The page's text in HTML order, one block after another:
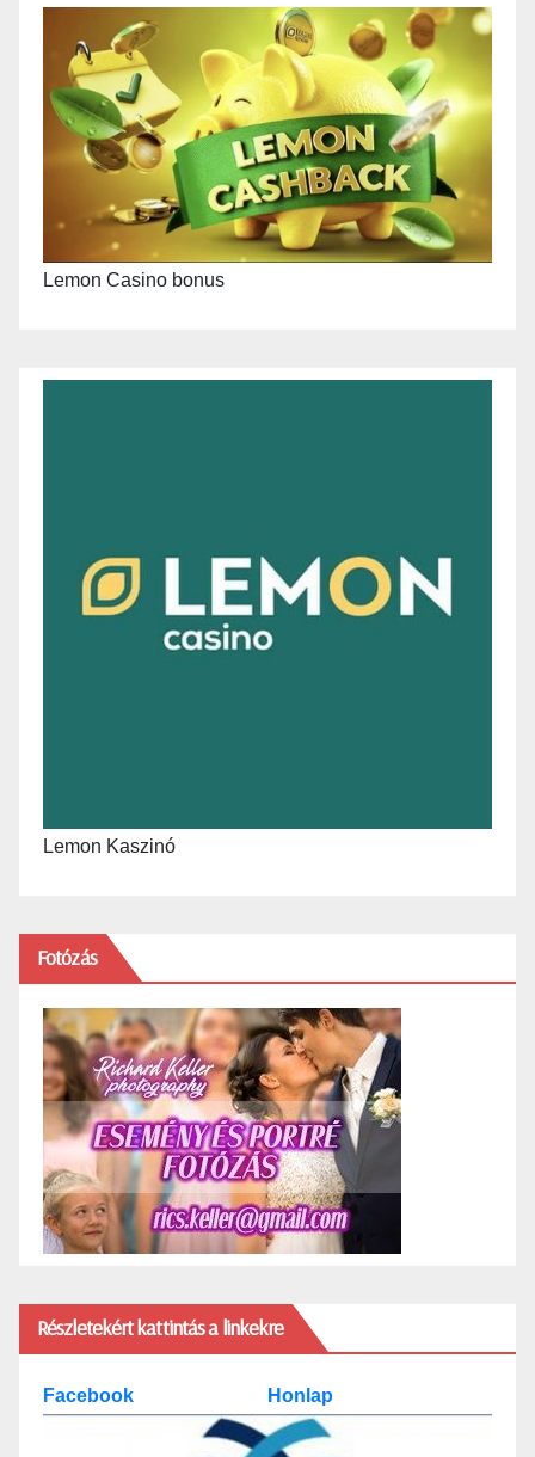
Lemon Casino bonus
Lemon Kaszinó
Fotózás
Részletekért kattintás a linkekre
Facebook Honlap